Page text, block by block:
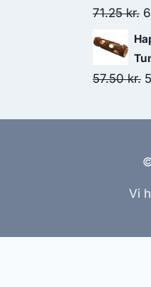
71.25kr.
57.50kr.
Vi